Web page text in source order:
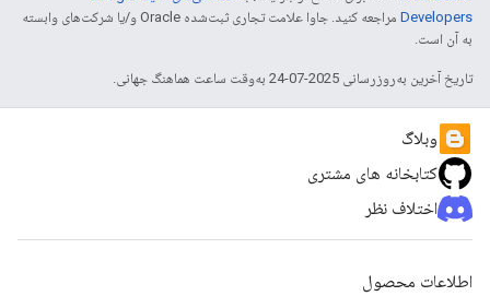
Developers‏
مراجعه کنید. جاوا علامت تجاری ثبت‌شده Oracle و/یا شرکت‌های وابسته
به آن است.
تاریخ آخرین به‌روزرسانی 2025-07-24 به‌وقت ساعت هماهنگ جهانی.
وبلاگ
کتابخانه های مشتری
اختلاف نظر
اطلاعات محصول